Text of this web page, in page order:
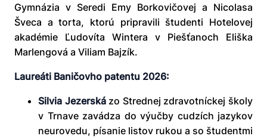
Gymnázia v Seredi Emy Borkovičovej a Nicolasa
Šveca a torta, ktorú pripravili študenti Hotelovej
akadémie Ľudovíta Wintera v Piešťanoch Eliška
Marlengová a Viliam Bajzík.
Laureáti Baničovho patentu 2026:
Silvia Jezerskázo Strednej zdravotníckej školy
v Trnave zavádza do výučby cudzích jazykov
neurovedu, písanie listov rukou a so študentmi